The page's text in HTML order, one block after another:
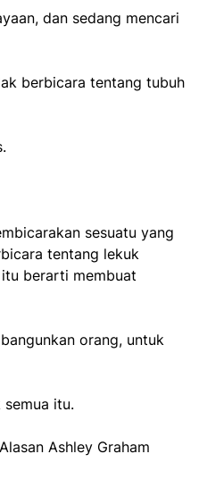
dan sedang mencari
berbicara tentang tubuh
sesuatu yang
tentang lekuk
berarti membuat
orang, untuk
itu.
Ashley Graham